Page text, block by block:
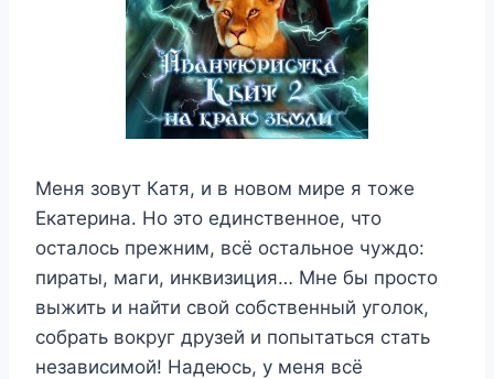
Меня зовут Катя, и в новом мире я тоже
Екатерина. Но это единственное, что
осталось прежним, всё остальное чуждо:
пираты, маги, инквизиция… Мне бы просто
выжить и найти свой собственный уголок,
собрать вокруг друзей и попытаться стать
независимой! Надеюсь, у меня всё